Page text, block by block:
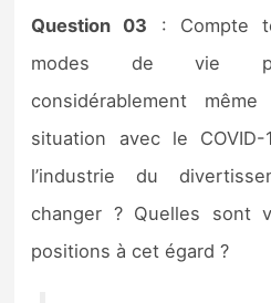
Question 03 : Compte
modes de vie
considérablement
situation avec le
l’industrie du
changer ? Quelles sont
positions à cet égard ?